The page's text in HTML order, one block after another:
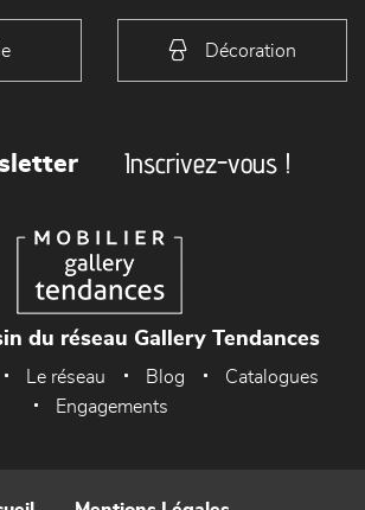
Décoration
Inscrivez-vous !
du réseau Gallery Tendances
Le réseau Blog
Catalogues
Engagements